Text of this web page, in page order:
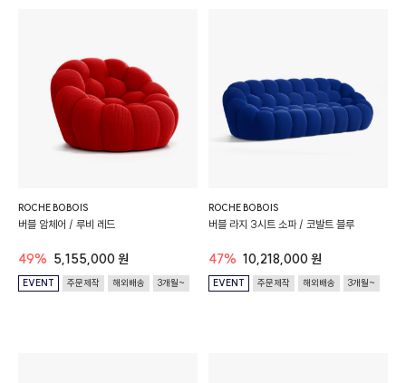
ROCHE BOBOIS
버블 암체어 / 루비 레드
49% 5,155,000 원
EVENT 주문제작 해외배송 3개월~
ROCHE BOBOIS
버블 라지 3시트 소파 / 코발트 블루
47% 10,218,000 원
EVENT 주문제작 해외배송 3개월~